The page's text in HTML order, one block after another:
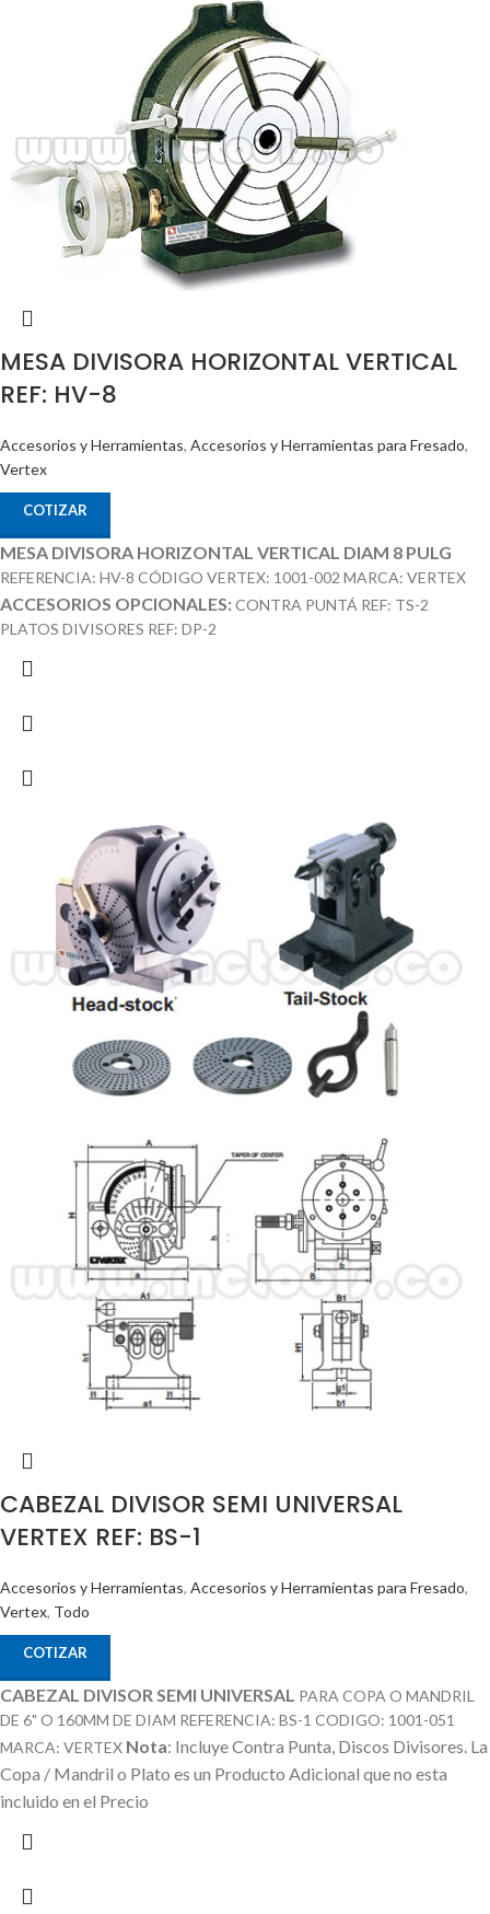
MESA DIVISORA HORIZONTAL VERTICAL
REF: HV-8
Accesorios y Herramientas, Accesorios y Herramientas para Fresado,
Vertex
COTIZAR
MESA DIVISORA HORIZONTAL VERTICAL DIAM 8 PULG
REFERENCIA: HV-8 CÓDIGO VERTEX: 1001-002 MARCA: VERTEX
ACCESORIOS OPCIONALES:CONTRA PUNTÁ REF: TS-2
PLATOS DIVISORES REF: DP-2
CABEZAL DIVISOR SEMI UNIVERSAL
VERTEX REF: BS-1
Accesorios y Herramientas, Accesorios y Herramientas para Fresado,
Vertex, Todo
COTIZAR
CABEZAL DIVISOR SEMI UNIVERSAL PARA COPA O MANDRIL
DE 6" O 160MM DE DIAM REFERENCIA: BS-1 CODIGO: 1001-051
MARCA: VERTEX Nota: Incluye Contra Punta, Discos Divisores. La
Copa / Mandril o Plato es un Producto Adicional que no esta
incluido en el Precio